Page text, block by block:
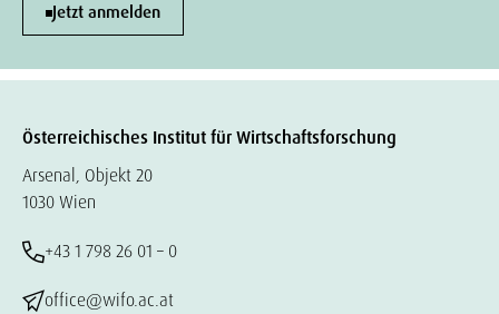
Jetzt anmelden
Österreichisches Institut für Wirtschaftsforschung
Arsenal, Objekt 20
1030 Wien
+43 1 798 26 01 – 0
office@wifo.ac.at